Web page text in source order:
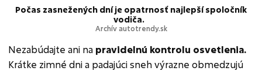
Počas zasnežených dní je opatrnosť najlepší spoločník
vodiča.
Archív autotrendy.sk
Nezabúdajte ani na pravidelnú kontrolu osvetlenia.
Krátke zimné dni a padajúci sneh výrazne obmedzujú